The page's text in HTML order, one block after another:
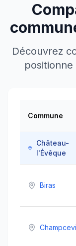
Découvrez
Commune
Château-
l'Évêque
Biras